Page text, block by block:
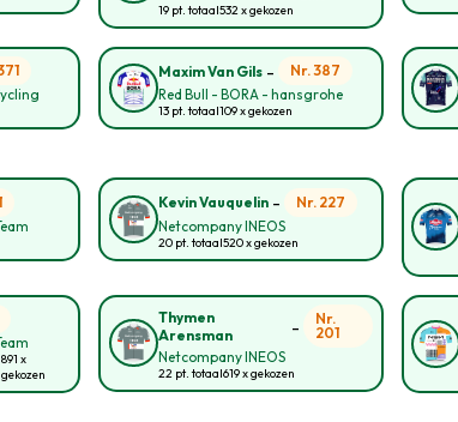
19 pt. totaal532 x gekozen
Maxim Van Gils-
Nr. 387
Red Bull - BORA - hansgrohe
13 pt. totaal109 x gekozen
Kevin Vauquelin-
Nr. 227
Netcompany INEOS
20 pt. totaal520 x gekozen
891 x
gekozen
Thymen
Arensman
-
Nr.
201
Netcompany INEOS
22 pt. totaal619 x gekozen